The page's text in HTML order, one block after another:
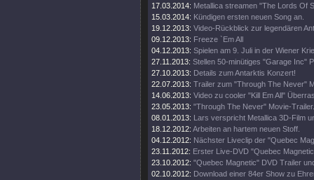
17.03.2014: Metallica streamen "The Lords Of
15.03.2014: Kündigen ersten neuen Song an.
19.12.2013: Video-Rückblick zur legendären
09.12.2013: Freeze `Em All
04.12.2013: Spielen am 9. Juli in der Wiener
27.11.2013: Stellen 50-minütiges "Garage Inc"
27.10.2013: Details zum Antarktis Konzert!
22.07.2013: Trailer zum "Through The Never"
14.06.2013: Video zu cooler "Kill Em All"
23.05.2013: "Through The Never" Movie-Trailer.
08.01.2013: Lars verspricht Metallica 3D-Film
18.12.2012: Arbeiten an hartem neuen Stoff.
04.12.2012: Nächster Liveclip der "Quebec
23.11.2012: Erster Live-DVD "Quebec
23.10.2012: "Quebec Magnetic" DVD Trailer
02.10.2012: Download einer 84er Show zu